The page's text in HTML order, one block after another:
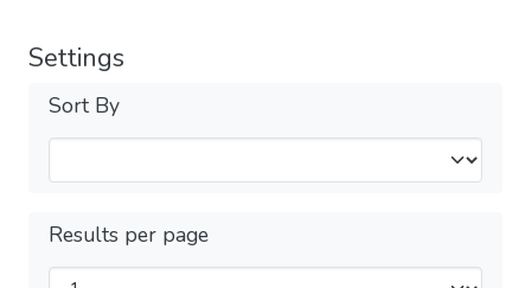
Settings
Sort By
Results per page